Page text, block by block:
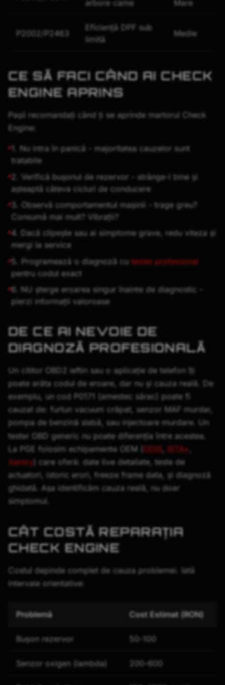
arbore came Mare
P2002/P2463
Eficiență DPF sub
limită
Medie
CE SĂ FACI CÂND AI CHECK
ENGINE APRINS
Pașii recomandați când ți se aprinde martorul Check
Engine:
1. Nu intra în panică - majoritatea cauzelor sunt
tratabile
2. Verifică bușonul de rezervor - strânge-l bine și
așteaptă câteva cicluri de conducere
3. Observă comportamentul mașinii - trage greu?
Consumă mai mult? Vibrații?
4. Dacă clipește sau ai simptome grave, redu viteza și
mergi la service
5. Programează o diagnoză cu tester profesional
pentru codul exact
6. NU șterge eroarea singur înainte de diagnostic -
pierzi informații valoroase
DE CE AI NEVOIE DE
DIAGNOZĂ PROFESIONALĂ
Un cititor OBD2 ieftin sau o aplicație de telefon îți
poate arăta codul de eroare, dar nu și cauza reală. De
exemplu, un cod P0171 (amestec sărac) poate fi
cauzat de: furtun vacuum crăpat, senzor MAF murdar,
pompa de benzină slabă, sau injectoare murdare. Un
tester OBD generic nu poate diferenția între acestea.
La PGE folosim echipamente OEM ( ODIS, ISTA+
Xentry) care oferă: date live detaliate, teste de
actuatori, istoric erori, freeze frame data, și diagnoză
ghidată. Așa identificăm cauza reală, nu doar
simptomul.
CÂT COSTĂ REPARAȚIA
CHECK ENGINE
Costul depinde complet de cauza problemei. Iată
intervale orientative:
Problemă Cost Estimat (RON)
Bușon rezervor 50-100
Senzor oxigen (lambda) 200-600